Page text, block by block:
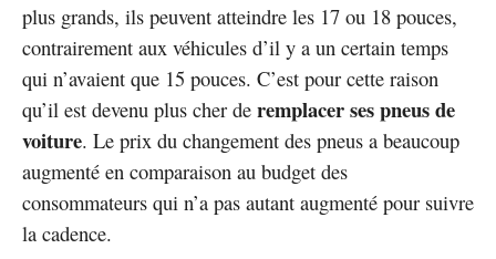
plus grands, ils peuvent atteindre les 17 ou 18 pouces,
contrairement aux véhicules d’il y a un certain temps
qui n’avaient que 15 pouces. C’est pour cette raison
qu’il est devenu plus cher de remplacer ses pneus de
voiture. Le prix du changement des pneus a beaucoup
augmenté en comparaison au budget des
consommateurs qui n’a pas autant augmenté pour suivre
la cadence.